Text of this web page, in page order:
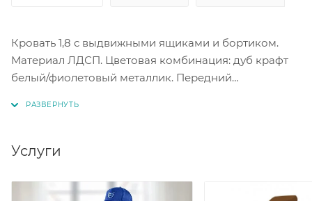
Кровать 1,8 с выдвижными ящиками и бортиком.
Материал ЛДСП. Цветовая комбинация: дуб крафт
белый/фиолетовый металлик. Передний
Услуги